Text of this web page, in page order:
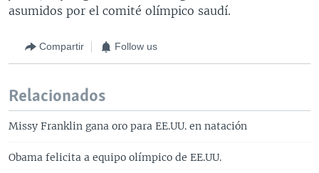
asumidos por el comité olímpico saudí.
Compartir Follow us
Relacionados
Missy Franklin gana oro para EE.UU. en natación
Obama felicita a equipo olímpico de EE.UU.